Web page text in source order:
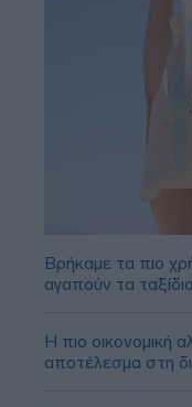
Βρήκαμε τα πιο
αγαπούν τα ταξίδια
Η πιο οικονομική
αποτέλεσμα στη